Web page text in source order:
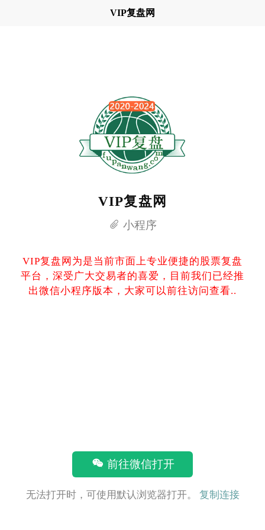
VIP复盘网
VIP复盘网
小程序
VIP复盘网为是当前市面上专业便捷的股票复盘
平台，深受广大交易者的喜爱，目前我们已经推
出微信小程序版本，大家可以前往访问查看..
前往微信打开
无法打开时，可使用默认浏览器打开。 复制连接